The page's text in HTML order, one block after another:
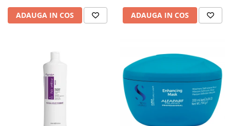
ADAUGA IN COS ADAUGA IN COS